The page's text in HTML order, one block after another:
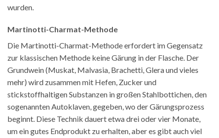
wurden.
Martinotti-Charmat-Methode
Die Martinotti-Charmat-Methode erfordert im Gegensatz
zur klassischen Methode keine Gärung in der Flasche. Der
Grundwein (Muskat, Malvasia, Brachetti, Glera und vieles
mehr) wird zusammen mit Hefen, Zucker und
stickstoffhaltigen Substanzen in großen Stahlbottichen, den
sogenannten Autoklaven, gegeben, wo der Gärungsprozess
beginnt. Diese Technik dauert etwa drei oder vier Monate,
um ein gutes Endprodukt zu erhalten, aber es gibt auch viel